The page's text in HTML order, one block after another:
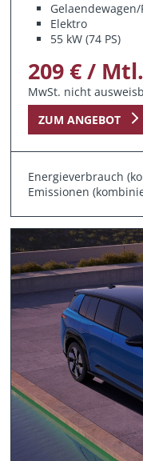
Gelaendewagen/
Elektro
55 kW (74 PS)
209 € /
MwSt. nicht
ZUM ANGEBOT
Energieverbrauch
Emissionen